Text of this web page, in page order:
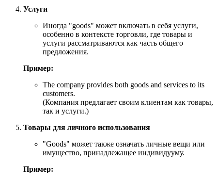
Услуги
Иногда "goods" может включать в себя услуги,
особенно в контексте торговли, где товары и
услуги рассматриваются как часть общего
предложения.
Пример:
The company provides both goods and services to its
customers.
(Компания предлагает своим клиентам как товары,
так и услуги.)
Товары для личного использования
"Goods" может также означать личные вещи или
имущество, принадлежащее индивидууму.
Пример: